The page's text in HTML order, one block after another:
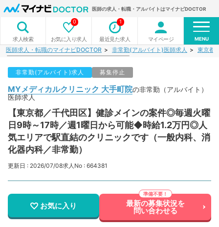
医師の求人・転職・アルバイトはマイナビDOCTOR
求人検索 お気に入り求人
0
最近見た求人
1
マイページ MENU
医師求人・転職のマイナビDOCTOR 非常勤(アルバイト)医師求人 東京都
非常勤(アルバイト)求人 募集停止
MYメディカルクリニック 大手町院の非常勤（アルバイト）
医師求人
【東京都／千代田区】健診メインの案件◎毎週火曜
日9時～17時／週1曜日から可能◆時給1.2万円◎人
気エリアで駅直結のクリニックです（一般内科、消
化器内科／非常勤）
更新日 : 2026/07/08求人No : 664381
お気に入り 最新の募集状況を
問い合わせる